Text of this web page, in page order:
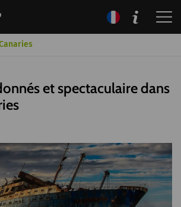
et spectaculaire dans